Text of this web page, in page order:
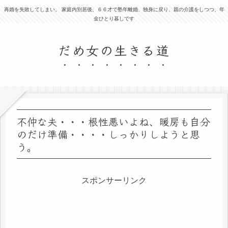
再婚を失敗してしまい、 家庭内別居後、６６才で塾年離婚、独身に戻り、親の介護をしつつ、年
金ひとり暮しです
だめ女の生きる道
不仲な夫・・・根性悪いよね、暖房も自分
のだけ準備・・・・しっかりしようと思
う。
スポンサーリンク